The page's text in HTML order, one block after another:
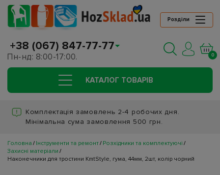
Розділи
+38 (067) 847-77-77
Пн-нд: 8:00-17:00. 0
КАТАЛОГ ТОВАРIВ
Комплектація замовлень 2-4 робочих дня.
Мінімальна сума замовлення 500 грн.
Головна Інструменти та ремонт Розхідники та комплектуючі
Захисні матеріали
Наконечники для тростини KmtStyle, гума, 44мм, 2шт, колір чорний